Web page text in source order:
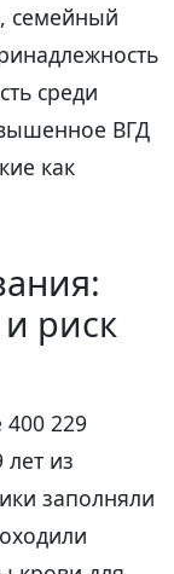
семейный
среди
ВГД
как
риск
229
лет из
заполняли